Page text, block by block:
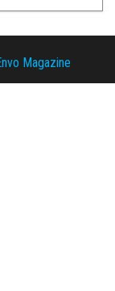
Magazine